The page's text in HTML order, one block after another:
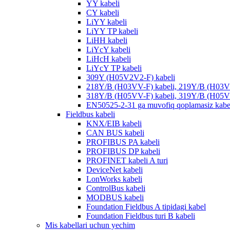
YY kabeli
CY kabeli
LiYY kabeli
LiYY TP kabeli
LiHH kabeli
LiYcY kabeli
LiHcH kabeli
LiYcY TP kabeli
309Y (H05V2V2-F) kabeli
218Y/B (H03VV-F) kabeli, 219Y/B
318Y/B (H05VV-F) kabeli, 319Y/B
EN50525-2-31 ga muvofiq qoplamasiz
Fieldbus kabeli
KNX/EIB kabeli
CAN BUS kabeli
PROFIBUS PA kabeli
PROFIBUS DP kabeli
PROFINET kabeli A turi
DeviceNet kabeli
LonWorks kabeli
ControlBus kabeli
MODBUS kabeli
Foundation Fieldbus A tipidagi kabel
Foundation Fieldbus turi B kabeli
Mis kabellari uchun yechim